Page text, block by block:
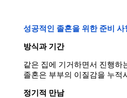
성공적인 졸혼을 위한 준비 사
방식과 기간
같은 집에 기거하면서 진행하
졸혼은 부부의 이질감을 누적
정기적 만남